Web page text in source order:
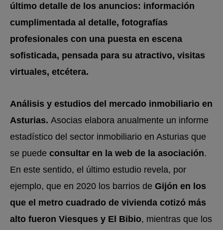
último detalle de los anuncios: información
cumplimentada al detalle, fotografías
profesionales con una puesta en escena
sofisticada, pensada para su atractivo, visitas
virtuales, etcétera.
Análisis y estudios del mercado inmobiliario en
Asturias. Asocias elabora anualmente un informe
estadístico del sector inmobiliario en Asturias que
se puede consultar en la web de la asociación.
En este sentido, el último estudio revela, por
ejemplo, que en 2020 los barrios de Gijón en los
que el metro cuadrado de vivienda cotizó más
alto fueron Viesques y El Bibio, mientras que los